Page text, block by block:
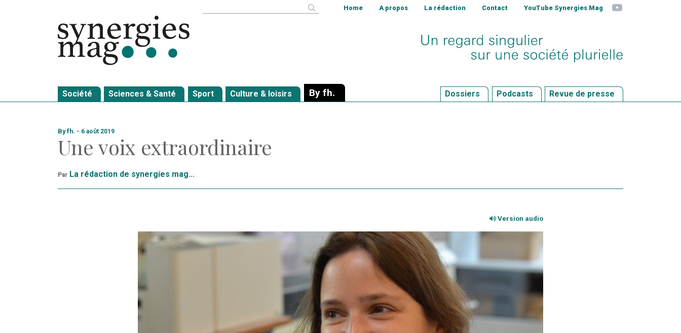
Home A propos La rédaction Contact YouTube Synergies Mag YouTube
Société Sciences & Santé Sport Culture & loisirs By fh. Dossiers Podcasts Revue de presse
By fh. - 6 août 2019
Une voix extraordinaire
Par La rédaction de synergies mag...
Version audio